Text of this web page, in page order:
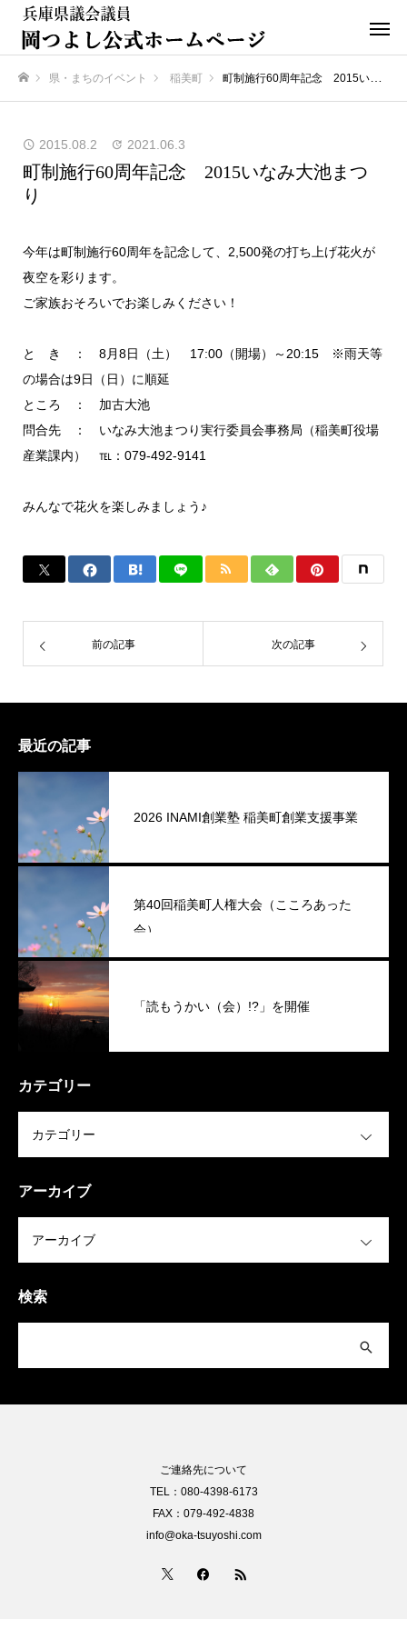
県・まちのイベント 稲美町 町制施行60周年記念 2015いなみ大池まつり
2015.08.2 2021.06.3
町制施行60周年記念 2015いなみ大池まつ
り
今年は町制施行60周年を記念して、2,500発の打ち上げ花火が
夜空を彩ります。
ご家族おそろいでお楽しみください！
と き ： 8月8日（土） 17:00（開場）～20:15 ※雨天等
の場合は9日（日）に順延
ところ ： 加古大池
問合先 ： いなみ大池まつり実行委員会事務局（稲美町役場
産業課内） ℡：079-492-9141
みんなで花火を楽しみましょう♪
前の記事 次の記事
最近の記事
2026 INAMI創業塾 稲美町創業支援事業
第40回稲美町人権大会（こころあった
会）
「読もうかい（会）!?」を開催
カテゴリー
アーカイブ
検索
ご連絡先について
TEL：080-4398-6173
FAX：079-492-4838
info@oka-tsuyoshi.com